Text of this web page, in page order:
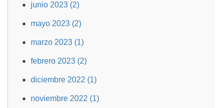
junio 2023 (2)
mayo 2023 (2)
marzo 2023 (1)
febrero 2023 (2)
diciembre 2022 (1)
noviembre 2022 (1)